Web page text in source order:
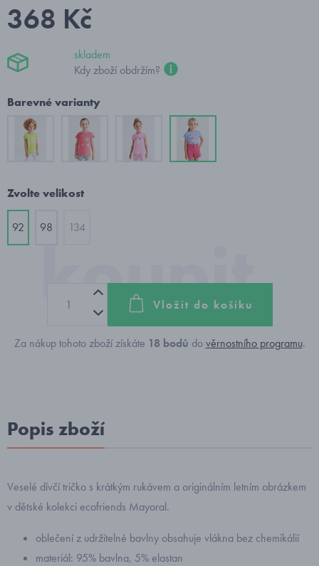
368 Kč
skladem
Kdy zboží obdržím?
Barevné varianty
Zvolte velikost
92 98 134
Vložit do košíku
Za nákup tohoto zboží získáte 18 bodů dověrnostního programu.
Popis zboží
Veselé dívčí tričko s krátkým rukávem a originálním letním obrázkem
v dětské kolekci ecofriends Mayoral.
oblečení z udržitelné bavlny obsahuje vlákna bez chemikálií
materiál: 95% bavlna, 5% elastan